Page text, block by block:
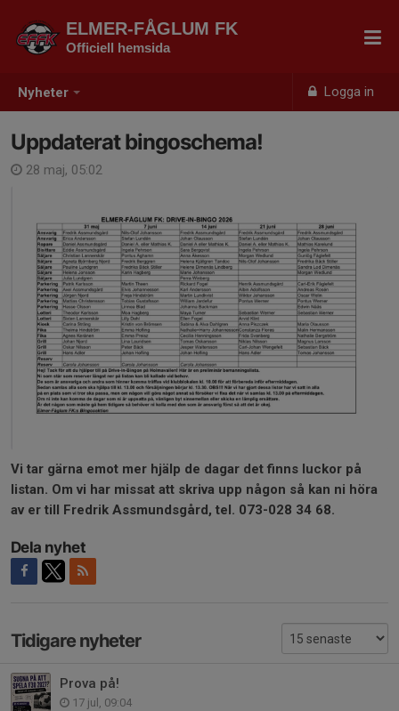
Nyheter Logga in
ELMER-FÅGLUM FK
Officiell hemsida
Uppdaterat bingoschema!
28 maj, 05:02
Vi tar gärna emot mer hjälp de dagar det finns luckor på
listan. Om vi har missat att skriva upp någon så kan ni höra
av er till Fredrik Assmundsgård, tel. 073-028 34 68.
Dela nyhet
Tidigare nyheter
Prova på!
17 jul, 09:04